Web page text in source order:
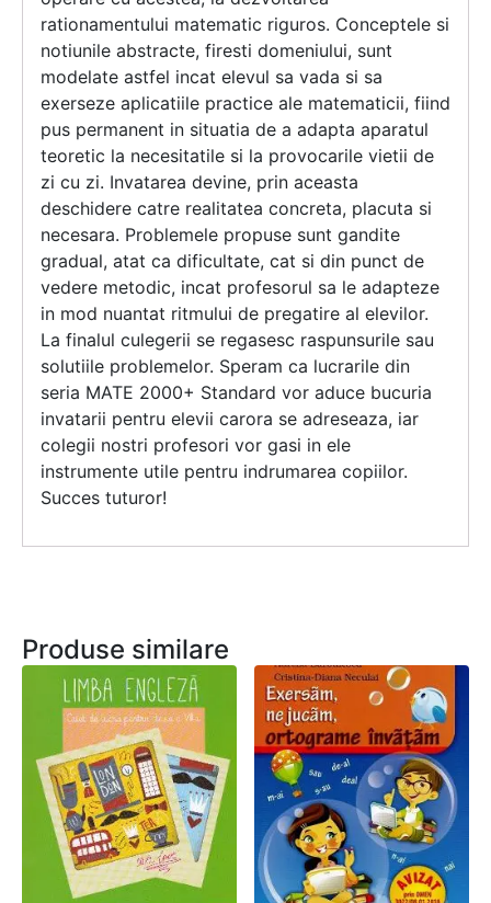
rationamentului matematic riguros. Conceptele si
notiunile abstracte, firesti domeniului, sunt
modelate astfel incat elevul sa vada si sa
exerseze aplicatiile practice ale matematicii, fiind
pus permanent in situatia de a adapta aparatul
teoretic la necesitatile si la provocarile vietii de
zi cu zi. Invatarea devine, prin aceasta
deschidere catre realitatea concreta, placuta si
necesara. Problemele propuse sunt gandite
gradual, atat ca dificultate, cat si din punct de
vedere metodic, incat profesorul sa le adapteze
in mod nuantat ritmului de pregatire al elevilor.
La finalul culegerii se regasesc raspunsurile sau
solutiile problemelor. Speram ca lucrarile din
seria MATE 2000+ Standard vor aduce bucuria
invatarii pentru elevii carora se adreseaza, iar
colegii nostri profesori vor gasi in ele
instrumente utile pentru indrumarea copiilor.
Succes tuturor!
Produse similare